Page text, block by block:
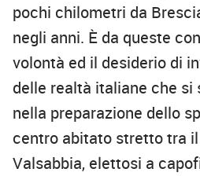
pochi chilometri da
negli anni. È da queste
volontà ed il desiderio di
delle realtà italiane che si
nella preparazione dello
centro abitato stretto tra
Valsabbia, elettosi a